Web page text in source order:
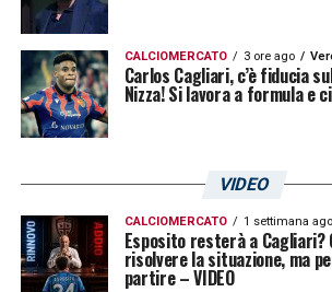
CALCIOMERCATO 3 ore ago
Carlos Cagliari, c’è fiducia
Nizza! Si lavora a formula e
VIDEO
CALCIOMERCATO 1 settimana ago
Esposito resterà a Cagliari?
risolvere la situazione, ma
partire – VIDEO